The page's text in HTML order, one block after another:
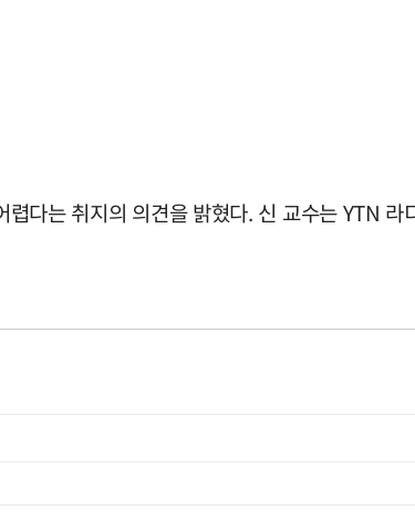
다는 취지의 의견을 밝혔다. 신 교수는 YTN